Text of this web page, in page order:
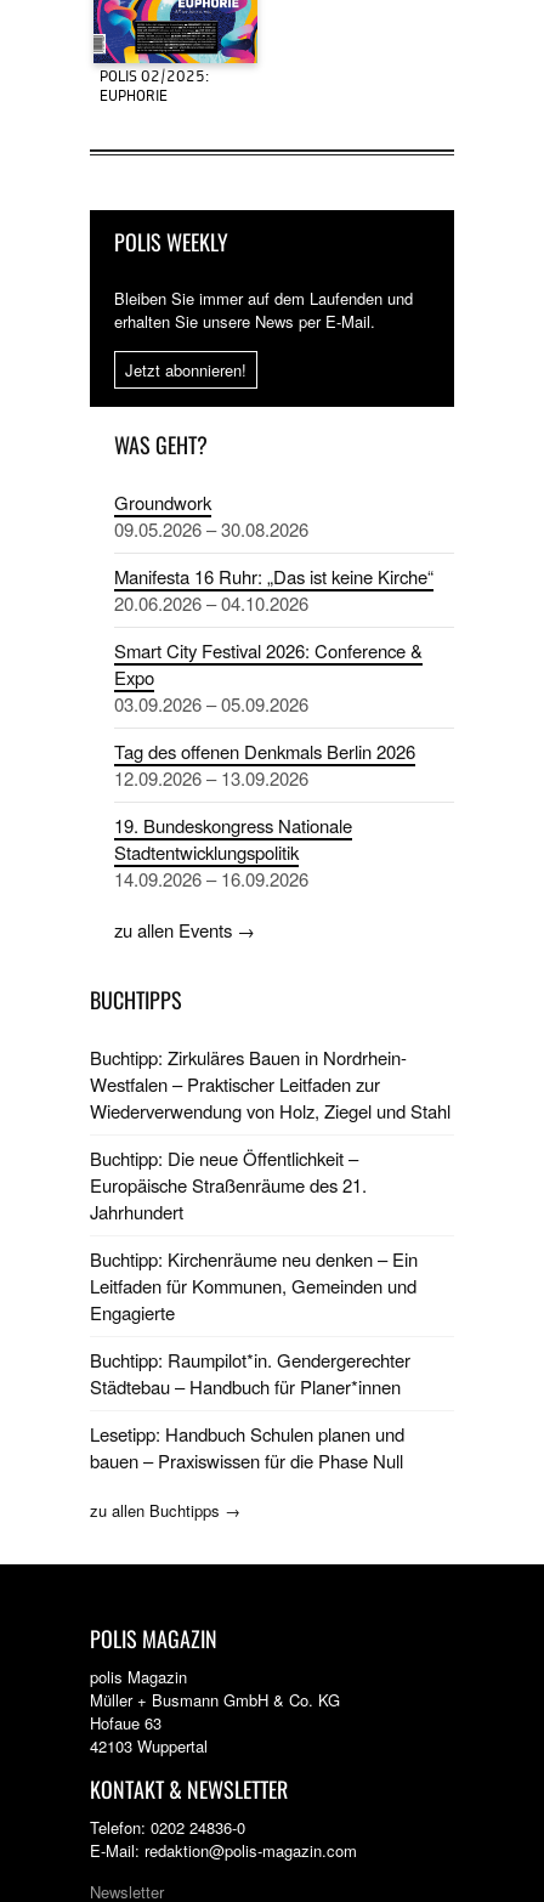
POLIS 02/2025:
EUPHORIE
POLIS WEEKLY
Bleiben Sie immer auf dem Laufenden und
erhalten Sie unsere News per E-Mail.
Jetzt abonnieren!
WAS GEHT?
Groundwork
09.05.2026 – 30.08.2026
Manifesta 16 Ruhr: „Das ist keine Kirche“
20.06.2026 – 04.10.2026
Smart City Festival 2026: Conference &
Expo
03.09.2026 – 05.09.2026
Tag des offenen Denkmals Berlin 2026
12.09.2026 – 13.09.2026
19. Bundeskongress Nationale
Stadtentwicklungspolitik
14.09.2026 – 16.09.2026
zu allen Events →
BUCHTIPPS
Buchtipp: Zirkuläres Bauen in Nordrhein-
Westfalen – Praktischer Leitfaden zur
Wiederverwendung von Holz, Ziegel und Stahl
Buchtipp: Die neue Öffentlichkeit –
Europäische Straßenräume des 21.
Jahrhundert
Buchtipp: Kirchenräume neu denken – Ein
Leitfaden für Kommunen, Gemeinden und
Engagierte
Buchtipp: Raumpilot*in. Gendergerechter
Städtebau – Handbuch für Planer*innen
Lesetipp: Handbuch Schulen planen und
bauen – Praxiswissen für die Phase Null
zu allen Buchtipps →
POLIS MAGAZIN
polis Magazin
Müller + Busmann GmbH & Co. KG
Hofaue 63
42103 Wuppertal
KONTAKT & NEWSLETTER
Telefon: 0202 24836-0
E-Mail: redaktion@polis-magazin.com
Newsletter